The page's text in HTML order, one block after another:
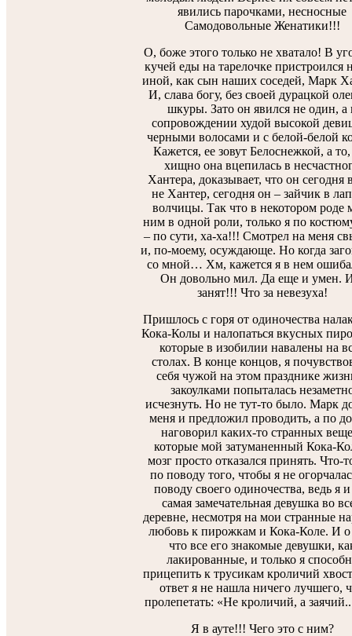
явились парочками, несносные
Самодовольные Женатики!!!
О, боже этого только не хватало! В
кучей еды на тарелочке пристроился
иной, как сын наших соседей, Марк
И, слава богу, без своей дурацкой
шкуры. Зато он явился не один, а
сопровождении худой высокой
черными волосами и с белой-белой
Кажется, ее зовут Белоснежкой, а
хищно она вцепилась в
Хантера, доказывает, что он сегодня
не Хантер, сегодня он – зайчик в
волчицы. Так что в некотором роде
ним в одной роли, только я по
– по сути, ха-ха!!! Смотрел на меня
и, по-моему, осуждающе. Но когда
со мной… Хм, кажется я в нем
Он довольно мил. Да еще и умен.
занят!!! Что за невезуха!
Пришлось с горя от одиночества
Кока-Колы и налопаться вкусных
которые в изобилии навалены на
столах. В конце концов, я
себя чужой на этом празднике
закоулками попыталась
исчезнуть. Но не тут-то было. Марк
меня и предложил проводить, а по
наговорил каких-то странных
которые мой затуманенный Кока-
мозг просто отказался принять. Что-
по поводу того, чтобы я не
поводу своего одиночества, ведь я и
самая замечательная девушка во
деревне, несмотря на мои странные
любовь к пирожкам и Кока-Коле. И о
что все его знакомые девушки,
лакированные, и только я
прицепить к трусикам кроличий
ответ я не нашла ничего лучшего,
пролепетать: «Не кроличий, а
Я в ауте!!! Чего это с ним?